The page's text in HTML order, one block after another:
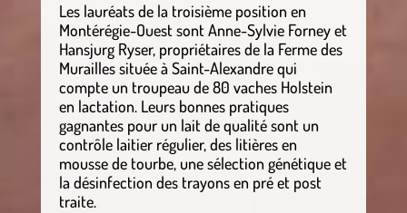
Les lauréats de la troisième position en
Montérégie-Ouest sont Anne-Sylvie Forney et
Hansjurg Ryser, propriétaires de la Ferme des
Murailles située à Saint-Alexandre qui
compte un troupeau de 80 vaches Holstein
en lactation. Leurs bonnes pratiques
gagnantes pour un lait de qualité sont un
contrôle laitier régulier, des litières en
mousse de tourbe, une sélection génétique et
la désinfection des trayons en pré et post
traite.